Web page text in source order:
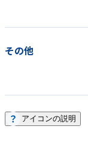
その他
アイコンの説明